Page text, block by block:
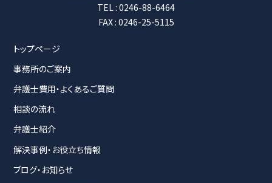
TEL : 0246-88-6464
FAX : 0246-25-5115
トップページ
事務所のご案内
弁護士費用・よくあるご質問
相談の流れ
弁護士紹介
解決事例・お役立ち情報
ブログ・お知らせ